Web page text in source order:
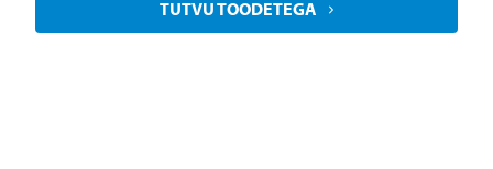
TUTVU TOODETEGA